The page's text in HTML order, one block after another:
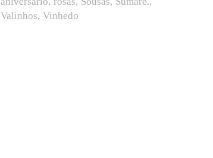
Valinhos Vinhedo